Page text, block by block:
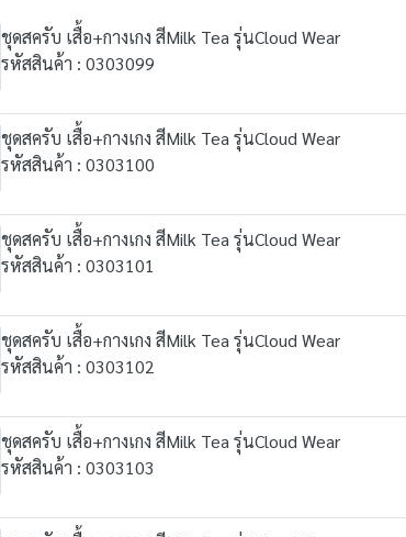
ชุดสครับ เสื้อ+กางเกง สีMilk Tea รุ่นCloud Wear
รหัสสินค้า : 0303099
ชุดสครับ เสื้อ+กางเกง สีMilk Tea รุ่นCloud Wear
รหัสสินค้า : 0303100
ชุดสครับ เสื้อ+กางเกง สีMilk Tea รุ่นCloud Wear
รหัสสินค้า : 0303101
ชุดสครับ เสื้อ+กางเกง สีMilk Tea รุ่นCloud Wear
รหัสสินค้า : 0303102
ชุดสครับ เสื้อ+กางเกง สีMilk Tea รุ่นCloud Wear
รหัสสินค้า : 0303103